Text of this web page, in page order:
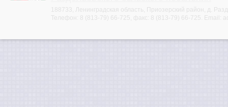
188733, Ленинградская область, Приозерский район, д.
Телефон:
8 (813-79) 66-725 , факс: 8 (813-79) 66-725 . Email: